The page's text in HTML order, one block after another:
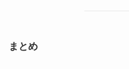
まとめ